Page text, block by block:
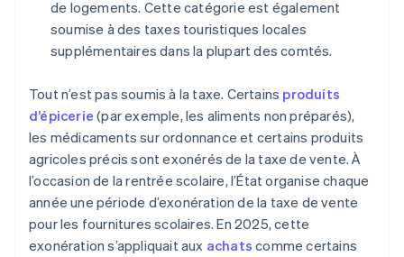
de logements. Cette catégorie est également
soumise à des taxes touristiques locales
supplémentaires dans la plupart des comtés.
Tout n’est pas soumis à la taxe. Certains produits
d’épicerie (par exemple, les aliments non préparés),
les médicaments sur ordonnance et certains produits
agricoles précis sont exonérés de la taxe de vente. À
l’occasion de la rentrée scolaire, l’État organise chaque
année une période d’exonération de la taxe de vente
pour les fournitures scolaires. En 2025, cette
exonération s’appliquait aux achats comme certains